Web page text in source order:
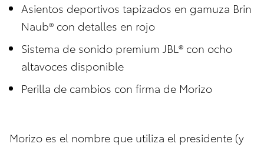
Asientos deportivos tapizados en gamuza Brin
Naub® con detalles en rojo
Sistema de sonido premium JBL® con ocho
altavoces disponible
Perilla de cambios con firma de Morizo
Morizo es el nombre que utiliza el presidente (y